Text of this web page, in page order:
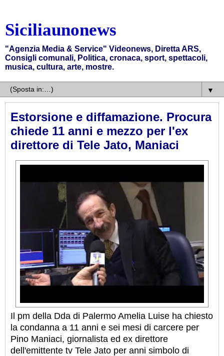
Siciliaunonews
"Agenzia Media & Service" Videonews, Diretta ARS,
Consigli comunali, Politica, cronaca, sport, spettacoli,
musica, cultura, arte, mostre.
▼
Estorsione e diffamazione. Procura
chiede 11 anni e mezzo per l'ex
direttore di Tele Jato, Maniaci
Il pm della Dda di Palermo Amelia Luise ha chiesto
la condanna a 11 anni e sei mesi di carcere per
Pino Maniaci, giornalista ed ex direttore
dell'emittente tv Tele Jato per anni simbolo di